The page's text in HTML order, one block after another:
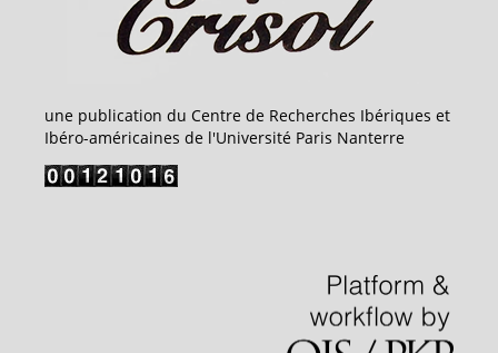
une publication du Centre de Recherches Ibériques et
Ibéro-américaines de l'Université Paris Nanterre